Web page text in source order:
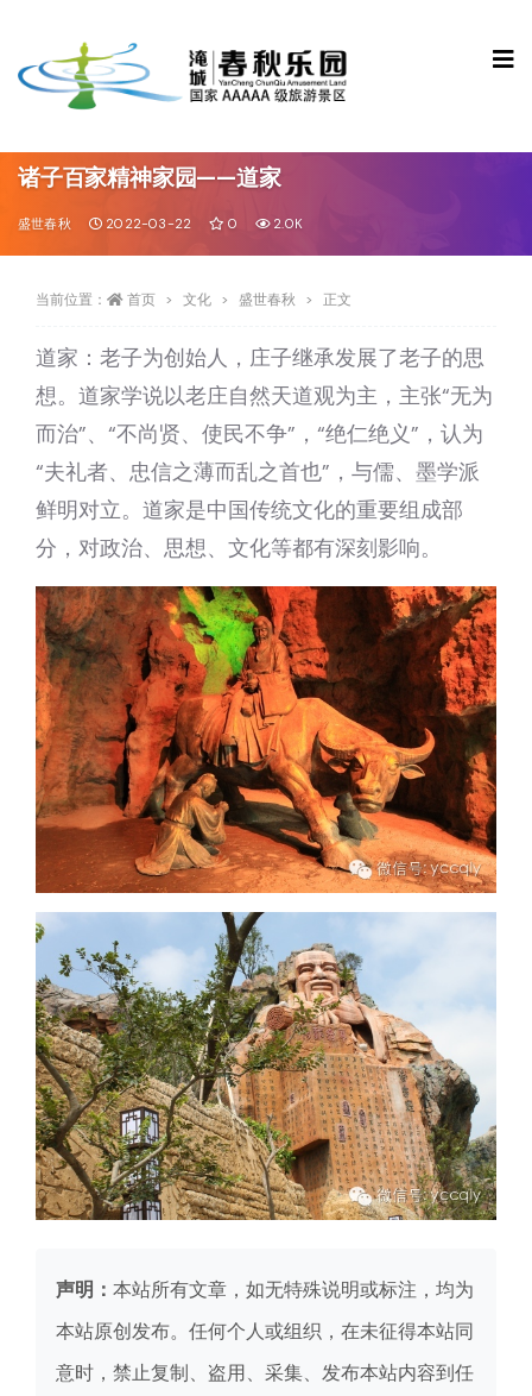
诸子百家精神家园——道家
盛世春秋 2022-03-22 0 2.0K
当前位置： 首页 文化 盛世春秋 正文
道家：老子为创始人，庄子继承发展了老子的思
想。道家学说以老庄自然天道观为主，主张“无为
而治”、“不尚贤、使民不争”，“绝仁绝义”，认为
“夫礼者、忠信之薄而乱之首也”，与儒、墨学派
鲜明对立。道家是中国传统文化的重要组成部
分，对政治、思想、文化等都有深刻影响。
声明： 本站所有文章，如无特殊说明或标注，均为
本站原创发布。任何个人或组织，在未征得本站同
意时，禁止复制、盗用、采集、发布本站内容到任